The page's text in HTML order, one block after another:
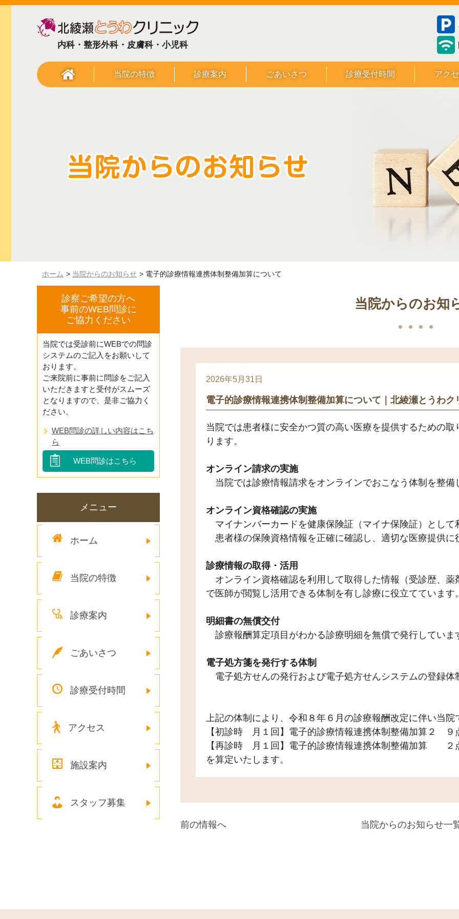
内科・整形外科・皮膚科・小児科
当院の特徴 診療案内 ごあいさつ 診療受付時間 アク
ホーム 当院からのお知らせ 電子的診療情報連携体制整備加算について
当院からのお知
2026年5月31日
電子的診療情報連携体制整備加算について｜北綾瀬とうわク
当院では患者様に安全かつ質の高い医療を提供するための
ります。
オンライン請求の実施
当院では診療情報請求をオンラインでおこなう体制を整備
オンライン資格確認の実施
マイナンバーカードを健康保険証（マイナ保険証）として
患者様の保険資格情報を正確に確認し、適切な医療提供に
診療情報の取得・活用
オンライン資格確認を利用して取得した情報（受診歴、薬
で医師が閲覧し活用できる体制を有し診療に役立てています
明細書の無償交付
診療報酬算定項目がわかる診療明細を無償で発行していま
電子処方箋を発行する体制
電子処方せんの発行および電子処方せんシステムの登録体
上記の体制により、令和８年６月の診療報酬改定に伴い当院
【初診時 月１回】電子的診療情報連携体制整備加算２ ９
【再診時 月１回】電子的診療情報連携体制整備加算 ２
を算定いたします。
前の情報へ 当院からのお知らせ一
診察ご希望の方へ
事前のWEB問診に
ご協力ください
当院では受診前にWEBでの問診
システムのご記入をお願いして
おります。
ご来院前に事前に問診をご記入
いただきますと受付がスムーズ
となりますので、是非ご協力く
ださい。
WEB問診の詳しい内容はこち
ら
WEB問診はこちら
メニュー
ホーム
当院の特徴
診療案内
ごあいさつ
診療受付時間
アクセス
施設案内
スタッフ募集